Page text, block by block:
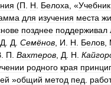
(П Н Белоха , «Учебник
для изучения места
позднее поддерживал
Д Д Семёнов И Н Белов
П Вахтеров Д Н
родного края
»общий метод пед